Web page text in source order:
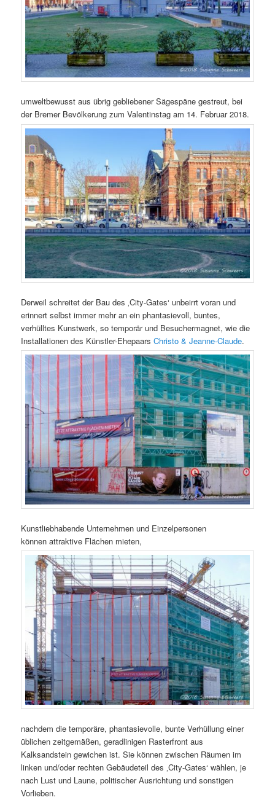
umweltbewusst aus übrig gebliebener Sägespäne gestreut, bei
der Bremer Bevölkerung zum Valentinstag am 14. Februar 2018.
Derweil schreitet der Bau des ‚City-Gates‘ unbeirrt voran und
erinnert selbst immer mehr an ein phantasievoll, buntes,
verhülltes Kunstwerk, so temporär und Besuchermagnet, wie die
Installationen des Künstler-EhepaarsChristo & Jeanne-Claude.
Kunstliebhabende Unternehmen und Einzelpersonen
können attraktive Flächen mieten,
nachdem die temporäre, phantasievolle, bunte Verhüllung einer
üblichen zeitgemäßen, geradlinigen Rasterfront aus
Kalksandstein gewichen ist. Sie können zwischen Räumen im
linken und/oder rechten Gebäudeteil des ‚City-Gates‘ wählen, je
nach Lust und Laune, politischer Ausrichtung und sonstigen
Vorlieben.